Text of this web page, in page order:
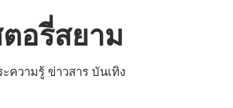
อรี่สยาม
ะความรู้ ข่าวสาร บันเทิง